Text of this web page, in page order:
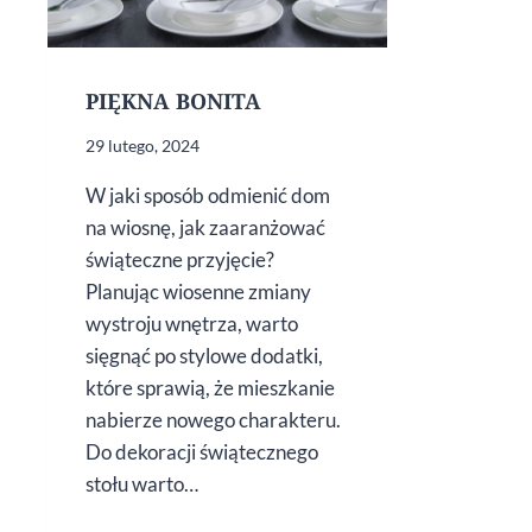
PIĘKNA BONITA
29 lutego, 2024
W jaki sposób odmienić dom
na wiosnę, jak zaaranżować
świąteczne przyjęcie?
Planując wiosenne zmiany
wystroju wnętrza, warto
sięgnąć po stylowe dodatki,
które sprawią, że mieszkanie
nabierze nowego charakteru.
Do dekoracji świątecznego
stołu warto…